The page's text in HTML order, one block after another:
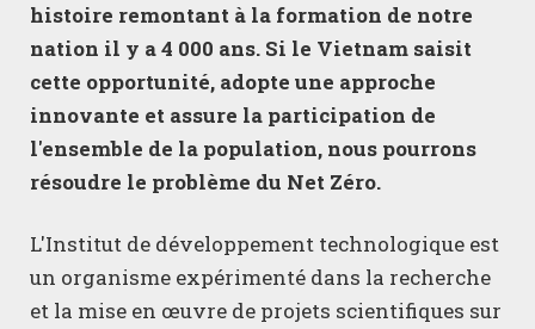
histoire remontant à la formation de notre
nation il y a 4 000 ans. Si le Vietnam saisit
cette opportunité, adopte une approche
innovante et assure la participation de
l'ensemble de la population, nous pourrons
résoudre le problème du Net Zéro.
L'Institut de développement technologique est
un organisme expérimenté dans la recherche
et la mise en œuvre de projets scientifiques sur